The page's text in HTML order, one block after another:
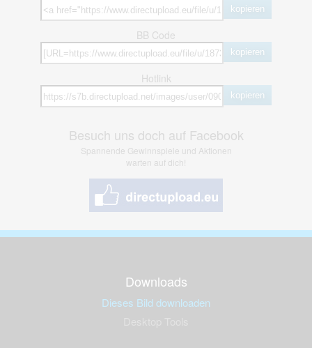
kopieren
BB Code
kopieren
Hotlink
kopieren
Besuch uns doch auf Facebook
Spannende Gewinnspiele und Aktionen
warten auf dich!
Downloads
Dieses Bild downloaden